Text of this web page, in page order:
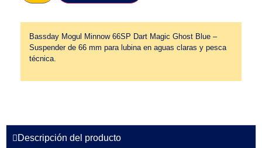
Bassday Mogul Minnow 66SP Dart Magic Ghost Blue –
Suspender de 66 mm para lubina en aguas claras y pesca
técnica.
Descripción del producto